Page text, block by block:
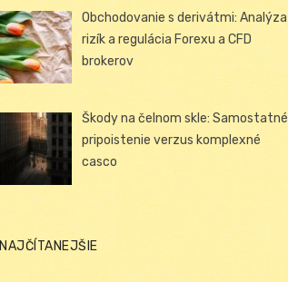
Obchodovanie s derivátmi: Analýza
rizík a regulácia Forexu a CFD
brokerov
Škody na čelnom skle: Samostatné
pripoistenie verzus komplexné
casco
NAJČÍTANEJŠIE